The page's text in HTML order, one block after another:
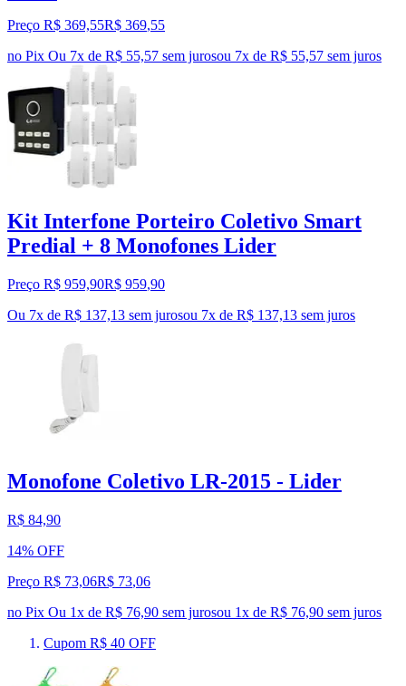
Preço R$ 369,55R$ 369,55
no Pix Ou 7x de R$ 55,57 sem jurosou 7x de R$ 55,57 sem juros
Kit Interfone Porteiro Coletivo Smart
Predial + 8 Monofones Lider
Preço R$ 959,90R$ 959,90
Ou 7x de R$ 137,13 sem jurosou 7x de R$ 137,13 sem juros
Monofone Coletivo LR-2015 - Lider
R$ 84,90
14% OFF
Preço R$ 73,06R$ 73,06
no Pix Ou 1x de R$ 76,90 sem jurosou 1x de R$ 76,90 sem juros
Cupom R$ 40 OFF